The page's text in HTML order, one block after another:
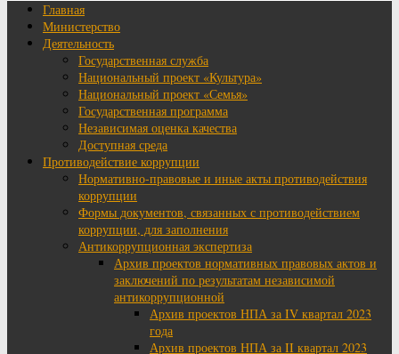
Главная
Министерство
Деятельность
Государственная служба
Национальный проект «Культура»
Национальный проект «Семья»
Государственная программа
Независимая оценка качества
Доступная среда
Противодействие коррупции
Нормативно-правовые и иные акты противодействия
коррупции
Формы документов, связанных с противодействием
коррупции, для заполнения
Антикоррупционная экспертиза
Архив проектов нормативных правовых актов и
заключений по результатам независимой
антикоррупционной
Архив проектов НПА за IV квартал 2023
года
Архив проектов НПА за II квартал 2023